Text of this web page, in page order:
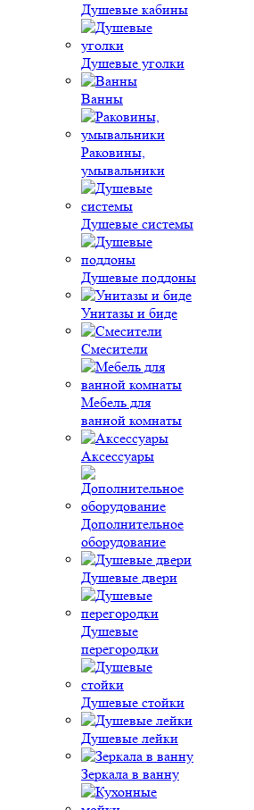
Душевые кабины
Душевые уголки
Ванны
Раковины,
умывальники
Душевые системы
Душевые поддоны
Унитазы и биде
Смесители
Мебель для
ванной комнаты
Аксессуары
Дополнительное
оборудование
Душевые двери
Душевые
перегородки
Душевые стойки
Душевые лейки
Зеркала в ванну